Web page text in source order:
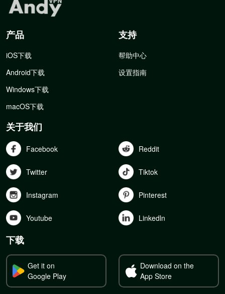
产品
iOS下载
Android下载
Windows下载
macOS下载
支持
帮助中心
设置指南
关于我们
Facebook Reddit
Twitter Tiktok
Instagram Pinterest
Youtube Linkedln
下载
Get it on
Google Play
Download on the
App Store